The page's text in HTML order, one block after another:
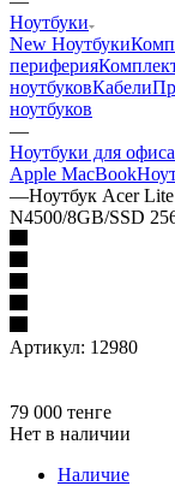
Ноутбуки
New Ноутбуки
периферия
ноутбуковКабели
ноутбуков
—
Ноутбуки для
Apple MacBook
—Ноутбук Acer
N4500/8GB/SSD
Артикул: 12980
79 000 тенге
Нет в наличии
Наличие